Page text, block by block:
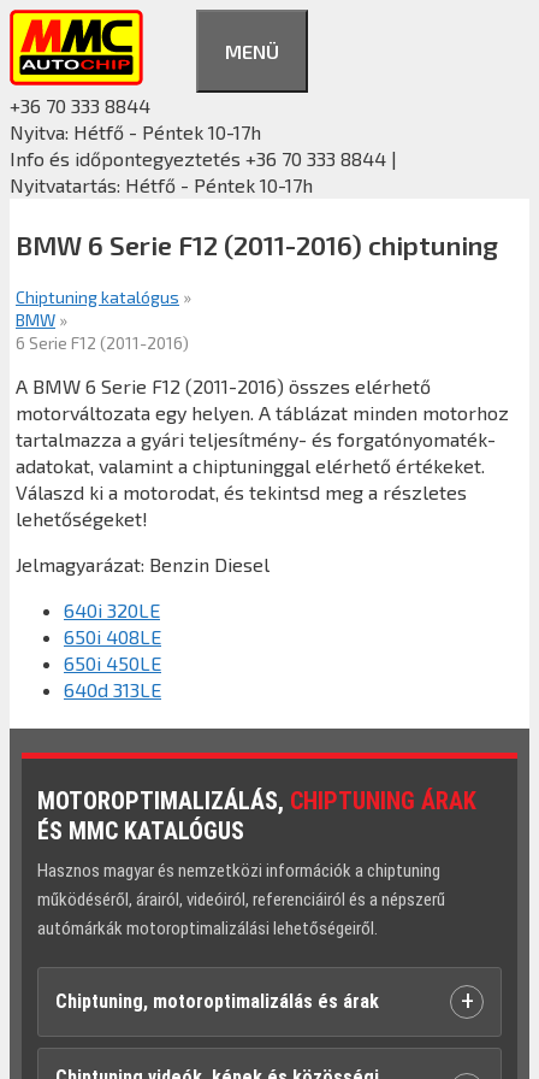
Kilépés
tartalomba
MENÜ
+36 70 333 8844
Nyitva: Hétfő - Péntek 10-17h
Info és időpontegyeztetés +36 70 333 8844 |
Nyitvatartás: Hétfő - Péntek 10-17h
BMW 6 Serie F12 (2011-2016) chiptuning
Chiptuning katalógus »
BMW »
6 Serie F12 (2011-2016)
A BMW 6 Serie F12 (2011-2016) összes elérhető
motorváltozata egy helyen. A táblázat minden motorhoz
tartalmazza a gyári teljesítmény- és forgatónyomaték-
adatokat, valamint a chiptuninggal elérhető értékeket.
Válaszd ki a motorodat, és tekintsd meg a részletes
lehetőségeket!
Jelmagyarázat: Benzin Diesel
640i 320LE
650i 408LE
650i 450LE
640d 313LE
MOTOROPTIMALIZÁLÁS, CHIPTUNING ÁRAK
ÉS MMC KATALÓGUS
Hasznos magyar és nemzetközi információk a chiptuning
működéséről, árairól, videóiról, referenciáiról és a népszerű
autómárkák motoroptimalizálási lehetőségeiről.
Chiptuning, motoroptimalizálás és árak +